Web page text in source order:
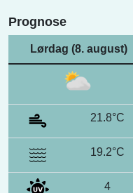
Prognose
Lørdag (8. august)
21.8°C
19.2°C
4